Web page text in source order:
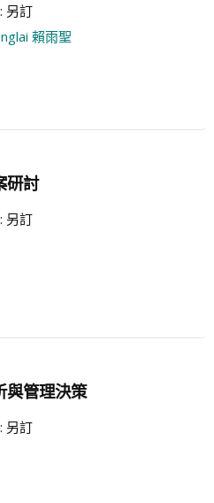
另訂
賴雨聖
研討
另訂
管理決策
另訂